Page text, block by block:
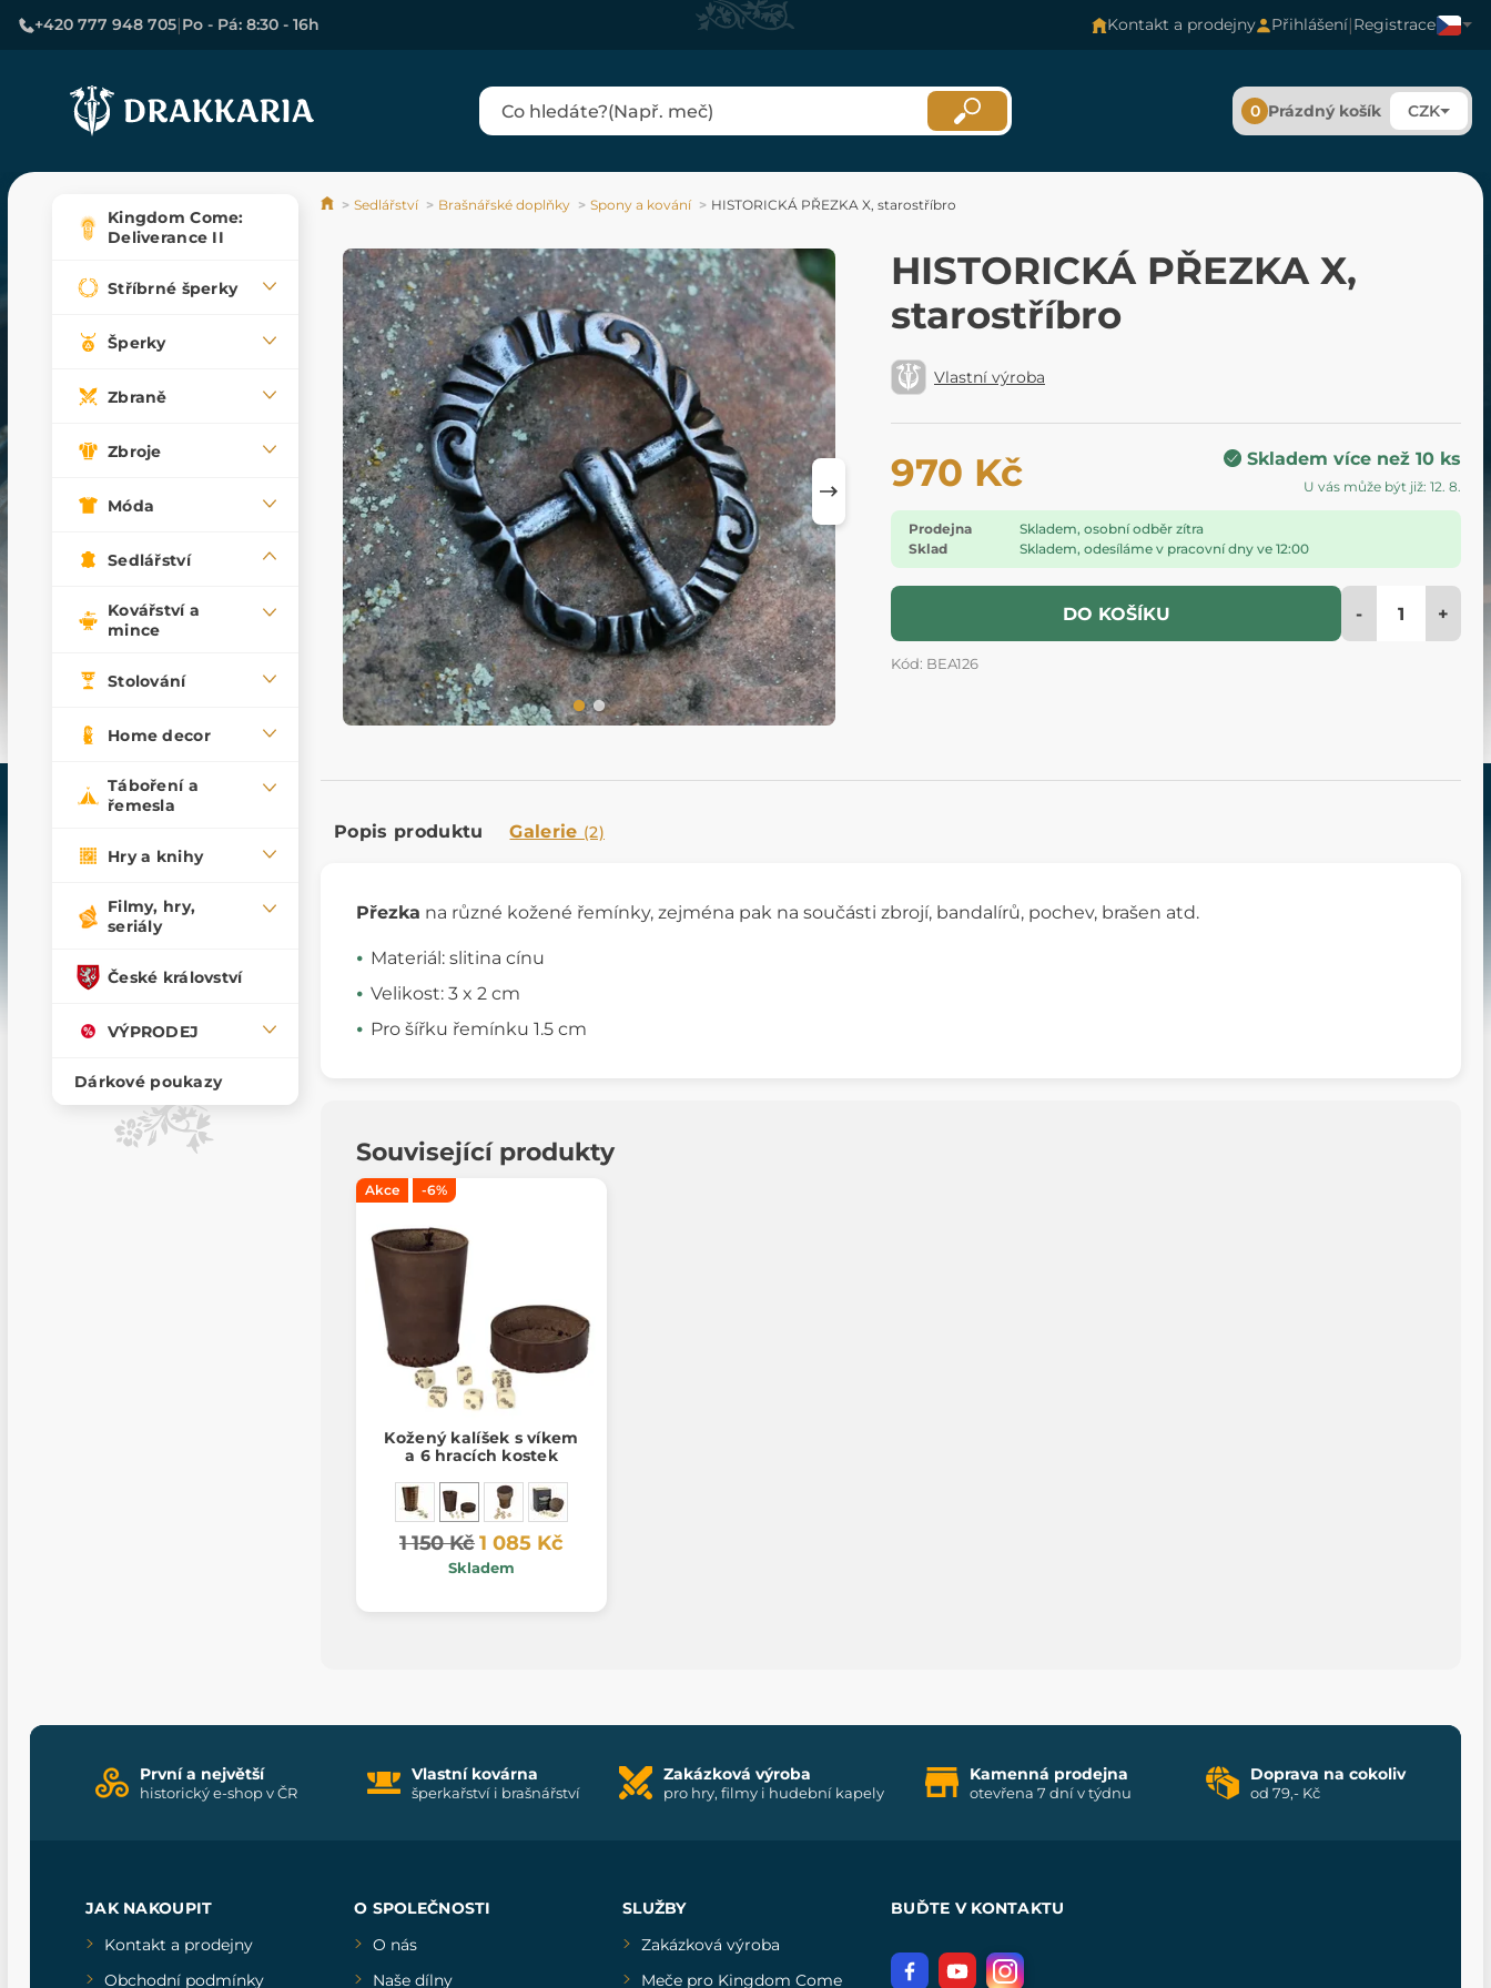
+420 777 948 705|Po - Pá: 8:30 - 16h Kontakt a prodejny Přihlášení|Registrace
0 Prázdný košík CZK
Kingdom Come:
Deliverance II
Stříbrné šperky
Šperky
Zbraně
Zbroje
Móda
Sedlářství
Kovářství a
mince
Stolování
Home decor
Táboření a
řemesla
Hry a knihy
Filmy, hry,
seriály
České království
VÝPRODEJ
Dárkové poukazy
Sedlářství Brašnářské doplňky Spony a kování HISTORICKÁ PŘEZKA X, starostříbro
HISTORICKÁ PŘEZKA X,
starostříbro
Vlastní výroba
970 Kč Skladem více než 10 ks
U vás může být již: 12. 8.
Prodejna
Skladem, osobní odběr zítra
Sklad
Skladem, odesíláme v pracovní dny ve 12:00
DO KOŠÍKU - +
Kód: BEA126
Popis produktu Galerie (2)
Přezka na různé kožené řemínky, zejména pak na součásti zbrojí, bandalírů, pochev, brašen atd.
Materiál: slitina cínu
Velikost: 3 x 2 cm
Pro šířku řemínku 1.5 cm
Související produkty
Akce -6%
Kožený kalíšek s víkem
a 6 hracích kostek
1 150 Kč1 085 Kč
Skladem
První a největší
historický e-shop v ČR
Vlastní kovárna
šperkařství i brašnářství
Zakázková výroba
pro hry, filmy i hudební kapely
Kamenná prodejna
otevřena 7 dní v týdnu
Doprava na cokoliv
od 79,- Kč
JAK NAKOUPIT
Kontakt a prodejny
Obchodní podmínky
O SPOLEČNOSTI
O nás
Naše dílny
SLUŽBY
Zakázková výroba
Meče pro Kingdom Come
BUĎTE V KONTAKTU